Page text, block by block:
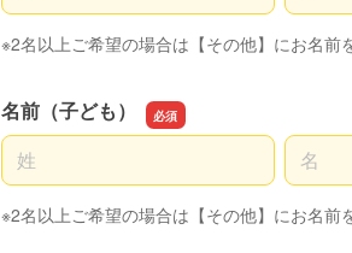
※2名以上ご希望の場合は【その他】にお名前
名前（子ども）
名前の姓
名前の名
※2名以上ご希望の場合は【その他】にお名前